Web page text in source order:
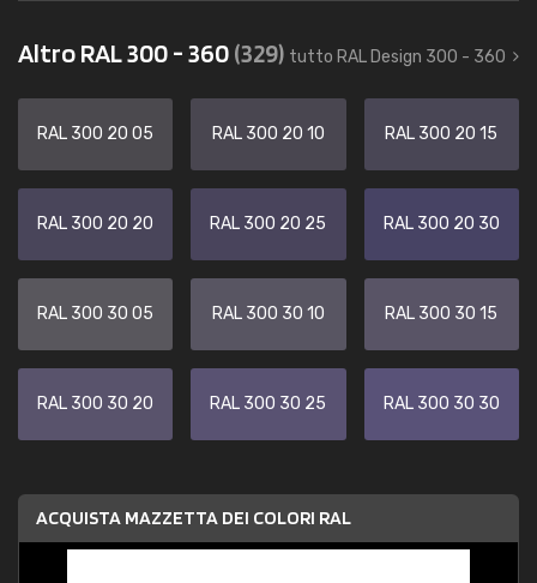
Altro RAL 300 - 360(329) tutto RAL Design 300 - 360
RAL 300 20 05 RAL 300 20 10 RAL 300 20 15
RAL 300 20 20 RAL 300 20 25 RAL 300 20 30
RAL 300 30 05 RAL 300 30 10 RAL 300 30 15
RAL 300 30 20 RAL 300 30 25 RAL 300 30 30
ACQUISTA MAZZETTA DEI COLORI RAL